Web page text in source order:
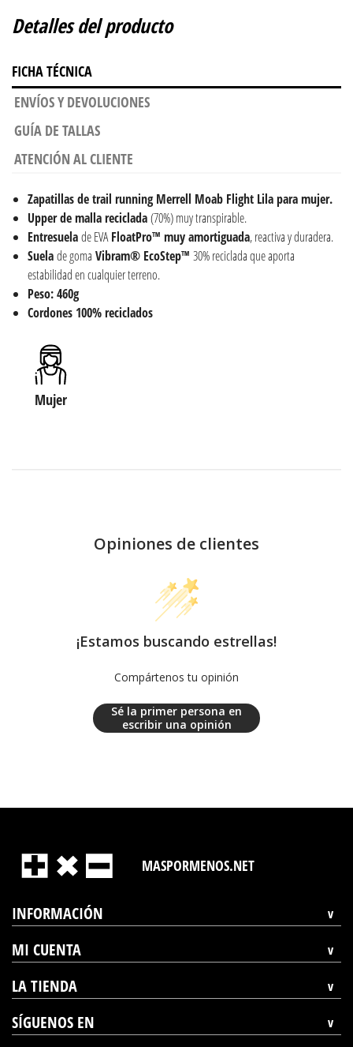
Detalles del producto
FICHA TÉCNICA
ENVÍOS Y DEVOLUCIONES
GUÍA DE TALLAS
ATENCIÓN AL CLIENTE
Zapatillas de trail running Merrell Moab Flight Lila para mujer.
Upper de malla reciclada(70%) muy transpirable.
Entresuelade EVAFloatPro™ muy amortiguada, reactiva y duradera.
Suelade goma Vibram® EcoStep™ 30% reciclada que aporta
estabilidad en cualquier terreno.
Peso: 460g
Cordones 100% reciclados
Mujer
Opiniones de clientes
¡Estamos buscando estrellas!
Compártenos tu opinión
Sé la primer persona en
escribir una opinión
MASPORMENOS.NET
INFORMACIÓN
MI CUENTA
LA TIENDA
SÍGUENOS EN